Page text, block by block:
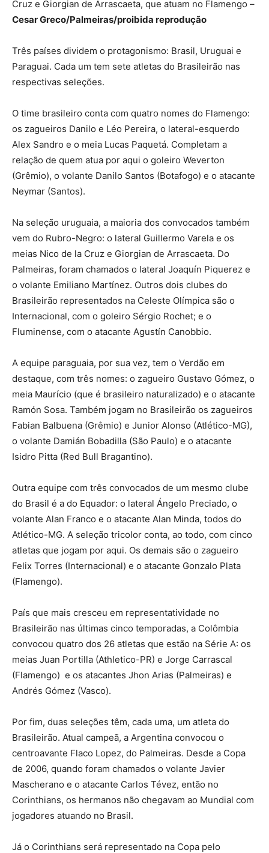
Cruz e Giorgian de Arrascaeta, que atuam no Flamengo –
Cesar Greco/Palmeiras/proibida reprodução
Três países dividem o protagonismo: Brasil, Uruguai e
Paraguai. Cada um tem sete atletas do Brasileirão nas
respectivas seleções.
O time brasileiro conta com quatro nomes do Flamengo:
os zagueiros Danilo e Léo Pereira, o lateral-esquerdo
Alex Sandro e o meia Lucas Paquetá. Completam a
relação de quem atua por aqui o goleiro Weverton
(Grêmio), o volante Danilo Santos (Botafogo) e o atacante
Neymar (Santos).
Na seleção uruguaia, a maioria dos convocados também
vem do Rubro-Negro: o lateral Guillermo Varela e os
meias Nico de la Cruz e Giorgian de Arrascaeta. Do
Palmeiras, foram chamados o lateral Joaquín Piquerez e
o volante Emiliano Martínez. Outros dois clubes do
Brasileirão representados na Celeste Olímpica são o
Internacional, com o goleiro Sérgio Rochet; e o
Fluminense, com o atacante Agustín Canobbio.
A equipe paraguaia, por sua vez, tem o Verdão em
destaque, com três nomes: o zagueiro Gustavo Gómez, o
meia Maurício (que é brasileiro naturalizado) e o atacante
Ramón Sosa. Também jogam no Brasileirão os zagueiros
Fabian Balbuena (Grêmio) e Junior Alonso (Atlético-MG),
o volante Damián Bobadilla (São Paulo) e o atacante
Isidro Pitta (Red Bull Bragantino).
Outra equipe com três convocados de um mesmo clube
do Brasil é a do Equador: o lateral Ángelo Preciado, o
volante Alan Franco e o atacante Alan Minda, todos do
Atlético-MG. A seleção tricolor conta, ao todo, com cinco
atletas que jogam por aqui. Os demais são o zagueiro
Felix Torres (Internacional) e o atacante Gonzalo Plata
(Flamengo).
País que mais cresceu em representatividade no
Brasileirão nas últimas cinco temporadas, a Colômbia
convocou quatro dos 26 atletas que estão na Série A: os
meias Juan Portilla (Athletico-PR) e Jorge Carrascal
(Flamengo) e os atacantes Jhon Arias (Palmeiras) e
Andrés Gómez (Vasco).
Por fim, duas seleções têm, cada uma, um atleta do
Brasileirão. Atual campeã, a Argentina convocou o
centroavante Flaco Lopez, do Palmeiras. Desde a Copa
de 2006, quando foram chamados o volante Javier
Mascherano e o atacante Carlos Tévez, então no
Corinthians, os hermanos não chegavam ao Mundial com
jogadores atuando no Brasil.
Já o Corinthians será representado na Copa pelo